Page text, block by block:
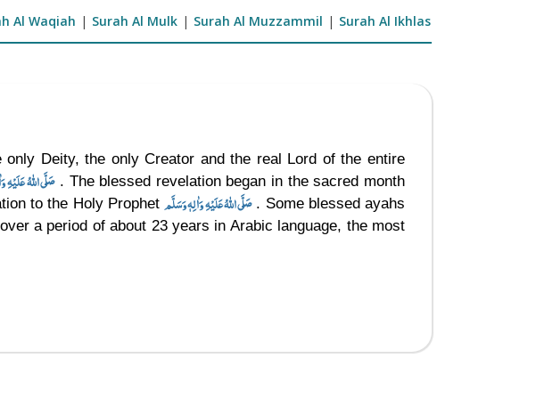
Al Waqiah | Surah Al Mulk | Surah Al Muzzammil | Surah Al Ikhlas
Deity, the only Creator and the real Lord of the entire
صَلَّى اللهُ. The blessed revelation began in the sacred month
to the Holy Prophet صَلَّى اللهُ عَلَيْهِ وَاٰلِهٖ وَسَلَّم. Some blessed ayahs
a period of about 23 years in Arabic language, the most